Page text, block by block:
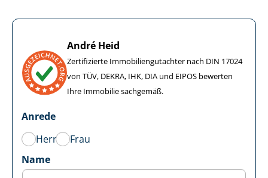
André Heid
Zertifizierte Im­mo­bi­li­en­gut­ach­ter nach DIN 17024
von TÜV, DEKRA, IHK, DIA und EIPOS bewerten
Ihre Immobilie sachgemäß.
Anrede
Herr
Frau
Name